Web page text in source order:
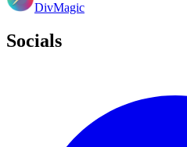
DivMagic
Socials